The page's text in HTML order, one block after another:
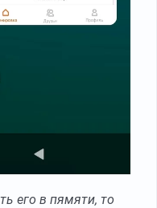
его в пямяти, то